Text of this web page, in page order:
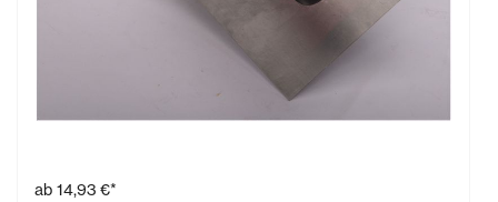
Glättekelle mit Zahnung, gummiert
ab 14,93 €*